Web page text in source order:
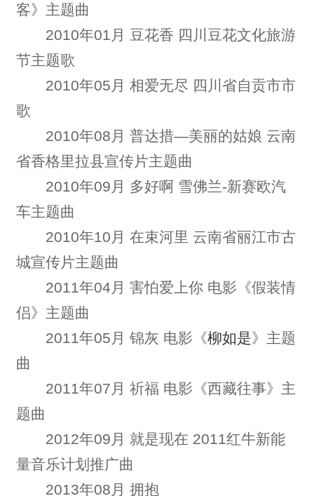
客》主题曲
2010年01月 豆花香 四川豆花文化旅游
节主题歌
2010年05月 相爱无尽 四川省自贡市市
歌
2010年08月 普达措—美丽的姑娘 云南
省香格里拉县宣传片主题曲
2010年09月 多好啊 雪佛兰-新赛欧汽
车主题曲
2010年10月 在束河里 云南省丽江市古
城宣传片主题曲
2011年04月 害怕爱上你 电影《假装情
侣》主题曲
2011年05月 锦灰 电影《柳如是》主题
曲
2011年07月 祈福 电影《西藏往事》主
题曲
2012年09月 就是现在 2011红牛新能
量音乐计划推广曲
2013年08月 拥抱